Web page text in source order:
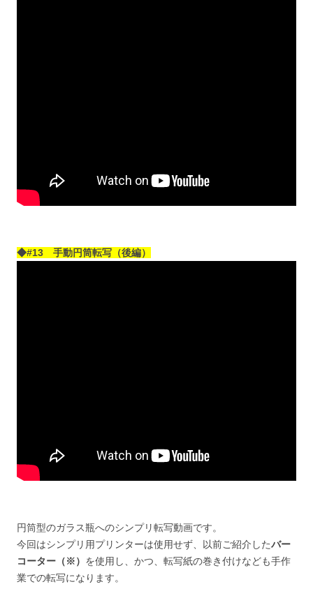
◆#13 手動円筒転写（後編）
円筒型のガラス瓶へのシンプリ転写動画です。
今回はシンプリ用プリンターは使用せず、以前ご紹介したバー
コーター（※） を使用し、かつ、転写紙の巻き付けなども手作
業での転写になります。